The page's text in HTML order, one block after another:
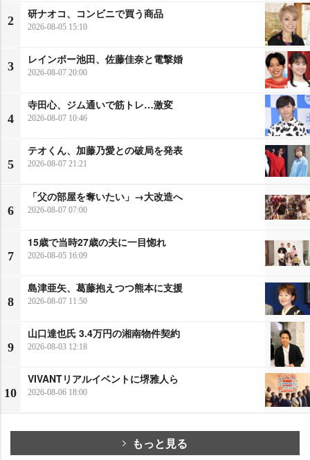
2
研ナオコ、コンビニで買う商品
2026-08-05 15:10
3
レインボー池田、佐藤佳奈と電撃婚
2026-08-07 20:00
4
寺田心、ジム通いで筋トレ…激変
2026-08-07 10:46
5
テオくん、加藤乃愛との破局を発表
2026-08-07 21:21
6
「父の部屋を奪いたい」→大改造へ
2026-08-07 07:00
7
15歳で当時27歳の夫に一目惚れ
2026-08-05 16:09
8
島津亜矢、葛藤抱えつつ熊本に支援
2026-08-07 11:50
9
山口達也氏 3.4万円の湘南物件契約
2026-08-03 12:18
10
VIVANTリアルイベントに堺雅人ら
2026-08-06 18:00
もっと見る